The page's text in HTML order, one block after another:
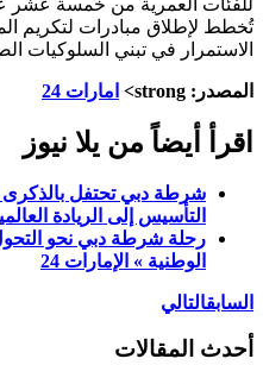
تُخطط لإطلاق مبادرات لتكريم
الاستمرار في تبني السلوكيات
المصدر: strong> امارات 24
اقرأ أيضاً من يلا نيوز
شرطة دبي تحتفل
التأسيس إلى الريادة
رحلة شرطة دبي نحو
الوطنية » الإمارات 24
السابقالتالي
أحدث المقالات